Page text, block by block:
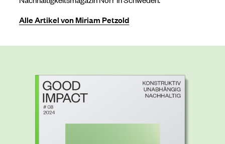
Alle Artikel von Miriam Petzold